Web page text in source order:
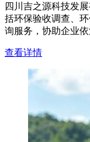
四川吉之源科技发
括环保验收调查、
询服务，协助企业
查看详情